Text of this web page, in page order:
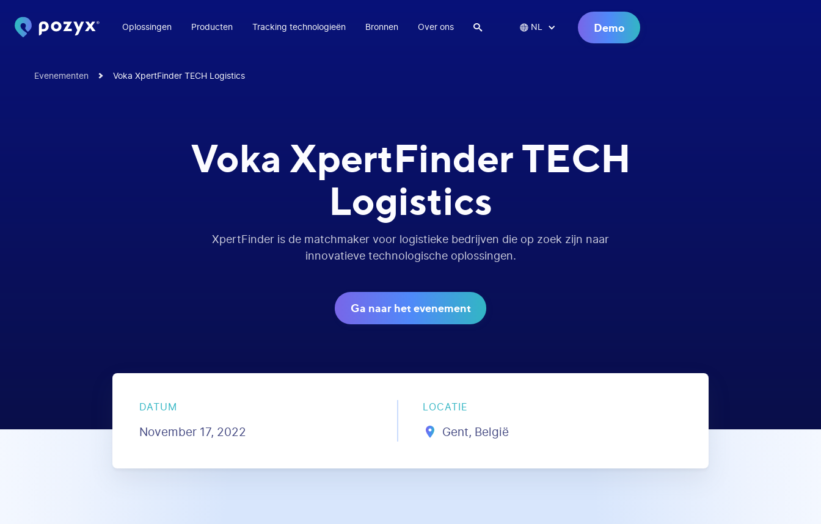
Oplossingen Producten Tracking technologieën Bronnen Over ons   NL Demo
Evenementen Voka XpertFinder TECH Logistics
Voka XpertFinder TECH
Logistics
XpertFinder is de matchmaker voor logistieke bedrijven die op zoek zijn naar
innovatieve technologische oplossingen.
Ga naar het evenement
DATUM
November 17, 2022
LOCATIE
Gent, België